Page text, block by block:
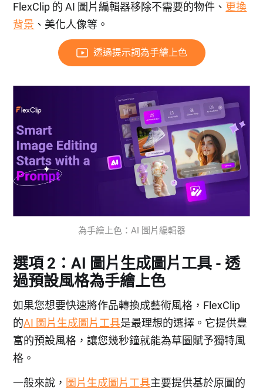
FlexClip 的 AI 圖片編輯器移除不需要的物件、 更換
背景 、美化人像等。
透過提示詞為手繪上色
為手繪上色：AI 圖片編輯器
選項 2：AI 圖片生成圖片工具 - 透
過預設風格為手繪上色
如果您想要快速將作品轉換成藝術風格，FlexClip
的AI 圖片生成圖片工具是最理想的選擇。它提供豐
富的預設風格，讓您幾秒鐘就能為草圖賦予獨特風
格。
一般來說， 圖片生成圖片工具主要提供基於原圖的